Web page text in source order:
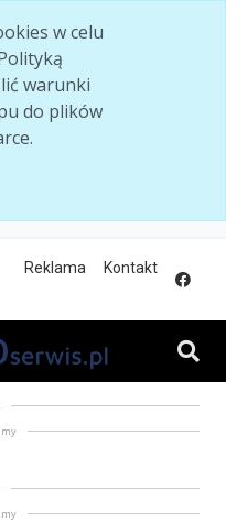
w celu
warunki
do plików
Reklama Kontakt